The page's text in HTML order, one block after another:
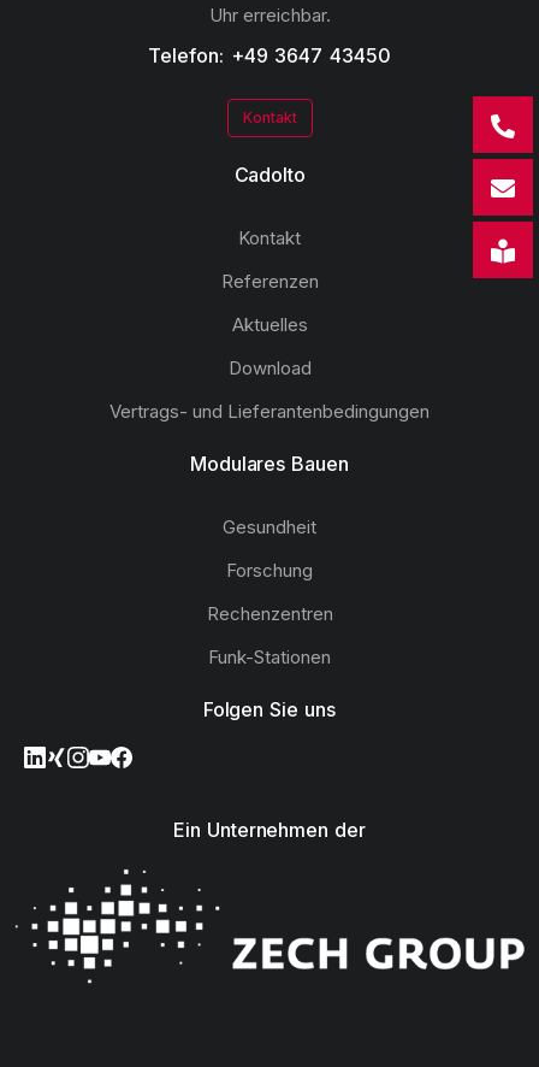
Uhr erreichbar.
Telefon: +49 3647 43450
Kontakt
Cadolto
Kontakt
Referenzen
Aktuelles
Download
Vertrags- und Lieferantenbedingungen
Modulares Bauen
Gesundheit
Forschung
Rechenzentren
Funk-Stationen
Folgen Sie uns
Ein Unternehmen der